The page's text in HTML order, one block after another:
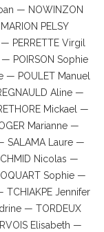
— NOWINZON
PELSY
PERRETTE Virgil
POIRSON Sophie
— POULET Manuel
Aline —
Mickael —
Marianne —
SALAMA Laure —
Nicolas —
Sophie —
TCHIAKPE Jennifer
— TORDEUX
Elisabeth —